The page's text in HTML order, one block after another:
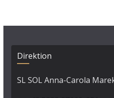
Direktion
SL SOL Anna-Carola